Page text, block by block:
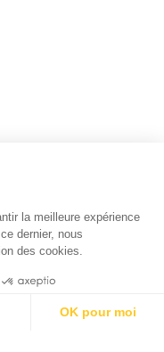
la meilleure expérience
dernier, nous
des cookies.
OK pour moi